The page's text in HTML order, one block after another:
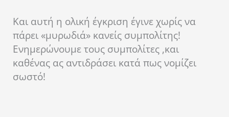
Και αυτή η ολική έγκριση έγινε χωρίς να
πάρει «μυρωδιά» κανείς συμπολίτης!
Ενημερώνουμε τους συμπολίτες ,και
καθένας ας αντιδράσει κατά πως νομίζει
σωστό!